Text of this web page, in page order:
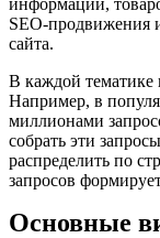
SEO-продвижения
сайта.
В каждой тематике
Например, в
миллионами
собрать эти
распределить по
запросов
Основные